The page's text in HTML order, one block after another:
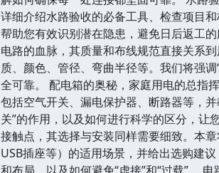
详细介绍水路验收的必备工具、检查项目
帮助您有效识别潜在隐患，避免日后返工
电路的血脉，其质量和布线规范直接关系
质、颜色、管径、弯曲半径等。我们将强
全可靠。 配电箱的奥秘，家庭用电的总指
包括空气开关、漏电保护器、断路器等，
关”的作用，以及如何进行科学的区分，让
接触点，其选择与安装同样需要细致。本
USB插座等）的适用场景，并给出选购建